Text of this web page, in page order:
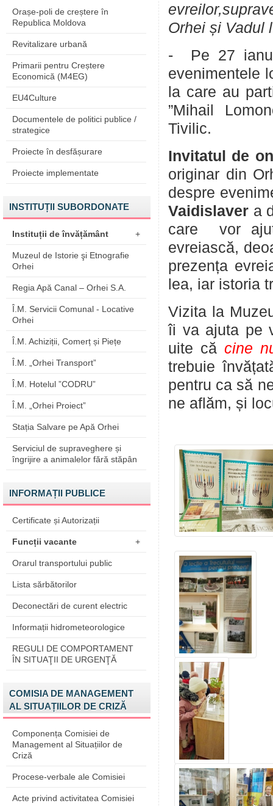
Orașe-poli de creștere în
Republica Moldova
Revitalizare urbană
Primarii pentru Creștere
Economică (M4EG)
EU4Culture
Documentele de politici publice /
strategice
Proiecte în desfășurare
Proiecte implementate
INSTITUȚII SUBORDONATE
Instituții de învățământ +
Muzeul de Istorie şi Etnografie
Orhei
Regia Apă Canal – Orhei S.A.
Î.M. Servicii Comunal - Locative
Orhei
Î.M. Achiziții, Comerț și Piețe
Î.M. „Orhei Transport”
Î.M. Hotelul ”CODRU”
Î.M. „Orhei Proiect”
Stația Salvare pe Apă Orhei
Serviciul de supraveghere și
îngrijire a animalelor fără stăpân
INFORMAȚII PUBLICE
Certificate și Autorizații
Funcții vacante +
Orarul transportului public
Lista sărbătorilor
Deconectări de curent electric
Informații hidrometeorologice
REGULI DE COMPORTAMENT
ÎN SITUAŢII DE URGENŢĂ
COMISIA DE MANAGEMENT
AL SITUAȚIILOR DE CRIZĂ
Componența Comisiei de
Management al Situațiilor de
Criză
Procese-verbale ale Comisiei
Acte privind activitatea Comisiei
Orhei și Vadul
- Pe 27
evenimentele
la care au
”Mihail
Tivilic.
Invitatul de
originar din
despre
Vaidislaver a
care vor
evreiască,
prezența
lea, iar istoria
Vizita la
îi va ajuta pe
uite că cine
trebuie
pentru ca să
ne aflăm, și